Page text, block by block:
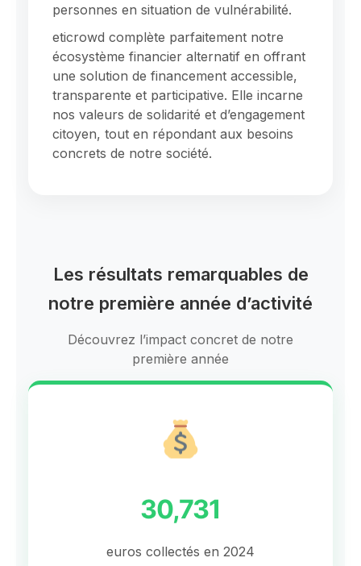
personnes en situation de vulnérabilité.
eticrowd complète parfaitement notre
écosystème financier alternatif en offrant
une solution de financement accessible,
transparente et participative. Elle incarne
nos valeurs de solidarité et d’engagement
citoyen, tout en répondant aux besoins
concrets de notre société.
Les résultats remarquables de
notre première année d’activité
Découvrez l’impact concret de notre
première année
30,731
euros collectés en 2024